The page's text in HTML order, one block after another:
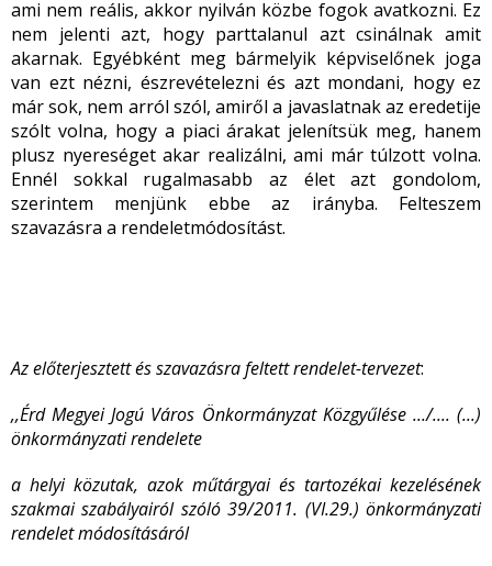
ami nem reális, akkor nyilván közbe fogok avatkozni. Ez
nem jelenti azt, hogy parttalanul azt csinálnak amit
akarnak. Egyébként meg bármelyik képviselőnek joga
van ezt nézni, észrevételezni és azt mondani, hogy ez
már sok, nem arról szól, amiről a javaslatnak az eredetije
szólt volna, hogy a piaci árakat jelenítsük meg, hanem
plusz nyereséget akar realizálni, ami már túlzott volna.
Ennél sokkal rugalmasabb az élet azt gondolom,
szerintem menjünk ebbe az irányba. Felteszem
szavazásra a rendeletmódosítást.
Az előterjesztett és szavazásra feltett rendelet-tervezet:
,,Érd Megyei Jogú Város Önkormányzat Közgyűlése .../.... (...)
önkormányzati rendelete
a helyi közutak, azok műtárgyai és tartozékai kezelésének
szakmai szabályairól szóló 39/2011. (VI.29.) önkormányzati
rendelet módosításáról